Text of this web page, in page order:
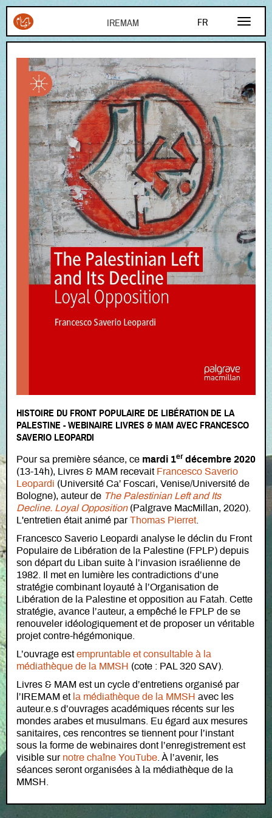
FR
EN
AR
Aller au contenu principal
HISTOIRE DU FRONT POPULAIRE DE LIBÉRATION DE LA
PALESTINE - WEBINAIRE LIVRES & MAM AVEC FRANCESCO
SAVERIO LEOPARDI
Pour sa première séance, ce mardi 1er décembre 2020
(13-14h), Livres & MAM recevait Francesco Saverio
Leopardi (Université Ca’ Foscari, Venise/Université de
Bologne), auteur de The Palestinian Left and Its
Decline. Loyal Opposition(Palgrave MacMillan, 2020).
L'entretien était animé parThomas Pierret.
Francesco Saverio Leopardi analyse le déclin du Front
Populaire de Libération de la Palestine (FPLP) depuis
son départ du Liban suite à l’invasion israélienne de
1982. Il met en lumière les contradictions d’une
stratégie combinant loyauté à l’Organisation de
Libération de la Palestine et opposition au Fatah. Cette
stratégie, avance l’auteur, a empêché le FPLP de se
renouveler idéologiquement et de proposer un véritable
projet contre-hégémonique.
L’ouvrage estempruntable et consultable à la
médiathèque de la MMSH (cote : PAL 320 SAV).
Livres & MAM est un cycle d’entretiens organisé par
l’IREMAM et la médiathèque de la MMSH avec les
auteur.e.s d’ouvrages académiques récents sur les
mondes arabes et musulmans. Eu égard aux mesures
sanitaires, ces rencontres se tiennent pour l’instant
sous la forme de webinaires dont l’enregistrement est
visible sur notre chaîne YouTube . À l’avenir, les
séances seront organisées à la médiathèque de la
MMSH.